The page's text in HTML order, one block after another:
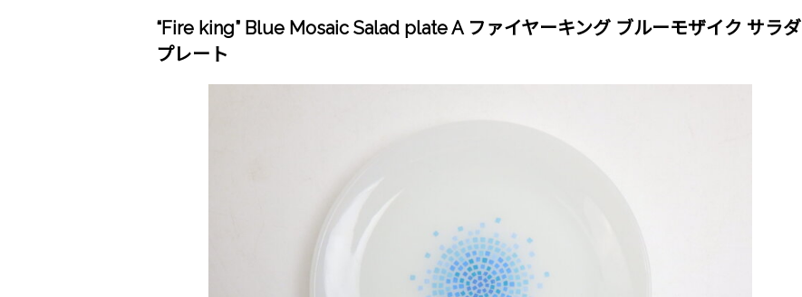
“Fire king” Blue Mosaic Salad plate A ファイヤーキング ブルーモザイク サラダ
プレート